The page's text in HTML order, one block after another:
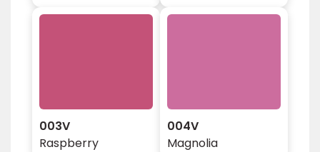
003V
Raspberry
004V
Magnolia